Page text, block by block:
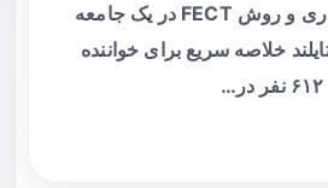
مقایسه آنتی‌ژن ادراری و روش FECT در یک جامعه
خلاصه سریع برای خواننده